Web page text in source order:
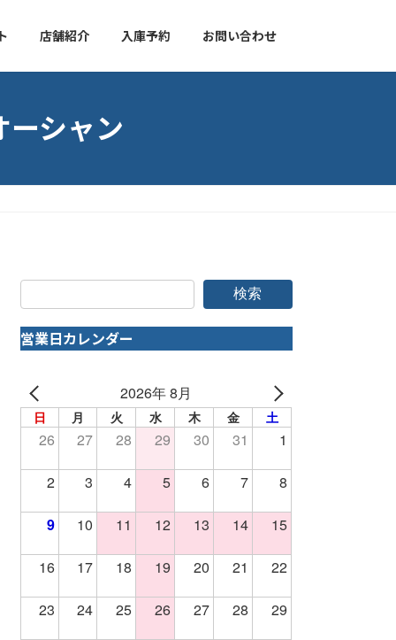
店舗紹介 入庫予約 お問い合わせ
ーシャン
検索
営業日カレンダー
2026年 8月
日 月 火 水 木 金 土
26 27 28 29 30 31 1
2 3 4 5 6 7 8
9 10 11 12 13 14 15
16 17 18 19 20 21 22
23 24 25 26 27 28 29